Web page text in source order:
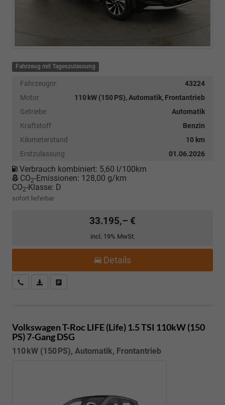
Fahrzeug mit Tageszulassung
Fahrzeugnr.
43224
Motor
110 kW (150 PS), Automatik, Frontantrieb
Getriebe
Automatik
Kraftstoff
Benzin
Kilometerstand
10 km
Erstzulassung
01.06.2026
Verbrauch kombiniert: 5,60 l/100km
CO2-Emissionen: 128,00 g/km
CO2-Klasse: D
sofort lieferbar
33.195,– €
incl. 19% MwSt.
Details
Kostenloser Rückruf-Service
PDF-Datei, Fahrzeugexposé drucken
Volkswagen T-Roc LIFE (Life) 1.5 TSI 110kW (150
PS) 7-Gang DSG
110 kW (150 PS), Automatik, Frontantrieb